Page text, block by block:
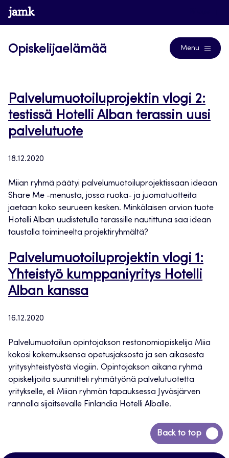
Siirry
suoraan
www.jamk.fi
Opiskelijaelämää Menu
Palvelumuotoiluprojektin vlogi 2:
testissä Hotelli Alban terassin uusi
palvelutuote
18.12.2020
Miian ryhmä päätyi palvelumuotoiluprojektissaan ideaan
Share Me -menusta, jossa ruoka- ja juomatuotteita
jaetaan koko seurueen kesken. Minkälaisen arvion tuote
Hotelli Alban uudistetulla terassille nautittuna saa idean
taustalla toimineelta projektiryhmältä?
Palvelumuotoiluprojektin vlogi 1:
Yhteistyö kumppaniyritys Hotelli
Alban kanssa
16.12.2020
Palvelumuotoilun opintojakson restonomiopiskelija Miia
kokosi kokemuksensa opetusjaksosta ja sen aikasesta
yritysyhteistyöstä vlogiin. Opintojakson aikana ryhmä
opiskelijoita suunnitteli ryhmätyönä palvelutuotetta
yritykselle, eli Miian ryhmän tapauksessa Jyväsjärven
rannalla sijaitsevalle Finlandia Hotelli Alballe.
Back to top
Siirry
takaisin